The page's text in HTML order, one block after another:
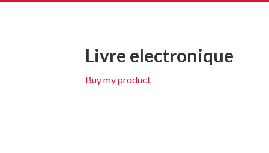
Livre electronique
Buy my product